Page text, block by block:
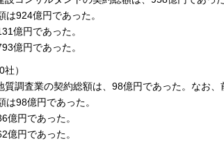
は924億円であった。
億円であった。
億円であった。
）
質調査業の契約総額は、98億円であった。なお
は98億円であった。
億円であった。
億円であった。